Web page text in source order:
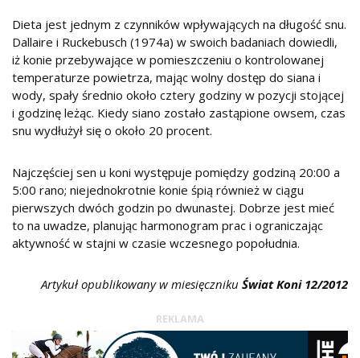
Dieta jest jednym z czynników wpływających na długość snu.
Dallaire i Ruckebusch (1974a) w swoich badaniach dowiedli,
iż konie przebywające w pomieszczeniu o kontrolowanej
temperaturze powietrza, mając wolny dostęp do siana i
wody, spały średnio około cztery godziny w pozycji stojącej
i godzinę leżąc. Kiedy siano zostało zastąpione owsem, czas
snu wydłużył się o około 20 procent.
Najczęściej sen u koni występuje pomiędzy godziną 20:00 a
5:00 rano; niejednokrotnie konie śpią również w ciągu
pierwszych dwóch godzin po dwunastej. Dobrze jest mieć
to na uwadze, planując harmonogram prac i ograniczając
aktywność w stajni w czasie wczesnego popołudnia.
Artykuł opublikowany w miesięczniku Świat Koni 12/2012
REKLAMA